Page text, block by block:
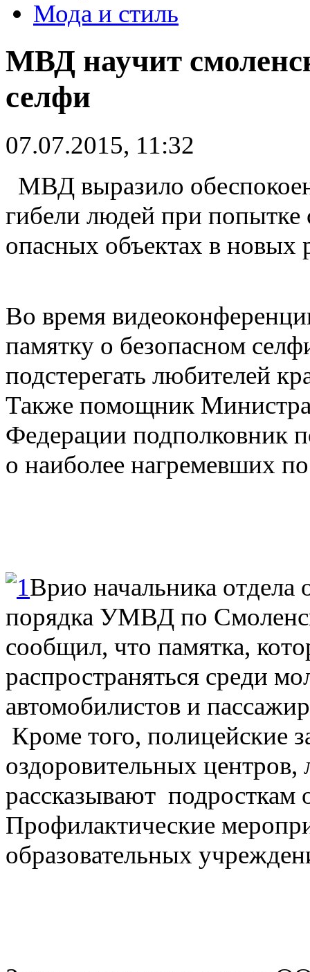
Мода и стиль
МВД научит
селфи
07.07.2015, 11:32
МВД выразило
гибели людей при попытке
опасных объектах в новых
Во время
памятку о безопасном
подстерегать любителей
Также помощник Министра
Федерации подполковник
о наиболее нагремевших
Врио начальника отдела
порядка УМВД по
сообщил, что памятка,
распространяться среди
автомобилистов и
Кроме того, полицейские
оздоровительных центров,
рассказывают подросткам
Профилактические
образовательных